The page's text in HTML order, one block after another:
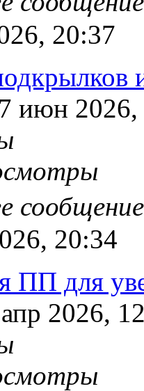
20:37
июн 2026,
20:34
ПП для
2026,